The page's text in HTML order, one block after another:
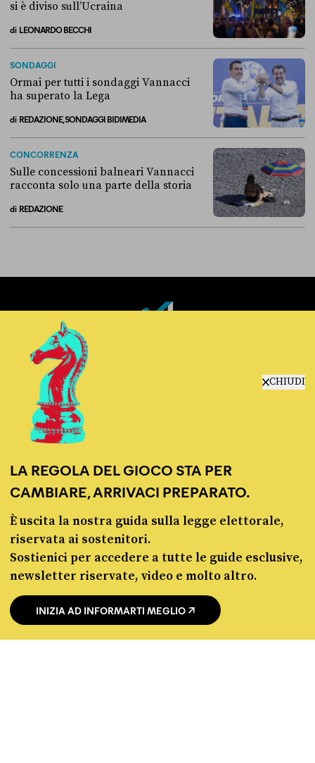
CHIUDI
LA REGOLA DEL GIOCO STA PER
CAMBIARE, ARRIVACI PREPARATO.
È uscita la nostra guida sulla legge elettorale,
riservata ai sostenitori.
Sostienici per accedere a tutte le guide esclusive,
newsletter riservate, video e molto altro.
INIZIA AD INFORMARTI MEGLIO
si è diviso sull’Ucraina
di LEONARDO BECCHI
SONDAGGI
Ormai per tutti i sondaggi Vannacci
ha superato la Lega
di REDAZIONE, SONDAGGI BIDIMEDIA
CONCORRENZA
Sulle concessioni balneari Vannacci
racconta solo una parte della storia
di REDAZIONE
Fact-checking e informazione
chi siamo
manifesto
redazione
progetti
lavora con noi